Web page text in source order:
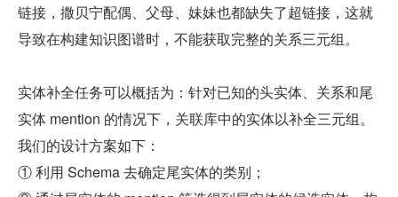
链接，撒贝宁配偶、父母、妹妹也都缺失了超链接，这就
导致在构建知识图谱时，不能获取完整的关系三元组。
实体补全任务可以概括为：针对已知的头实体、关系和尾
实体 mention 的情况下，关联库中的实体以补全三元组。
我们的设计方案如下：
① 利用 Schema 去确定尾实体的类别；